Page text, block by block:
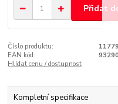
Přidat
Číslo produktu:
11779
EAN kód:
Hlídat cenu / dostupnost
Kompletní specifikace